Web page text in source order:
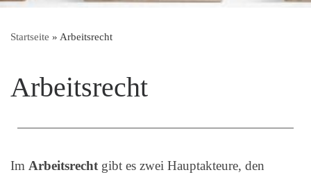
Startseite » Arbeitsrecht
Arbeitsrecht
Im Arbeitsrecht gibt es zwei Hauptakteure, den